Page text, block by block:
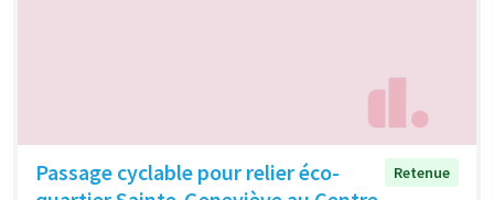
Passage cyclable pour relier éco-
Retenue